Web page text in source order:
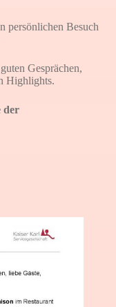
persönlichen Besuch
Gesprächen,
Highlights.
der